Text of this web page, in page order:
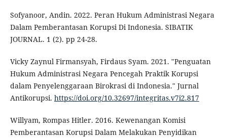
Sofyanoor, Andin. 2022. Peran Hukum Administrasi Negara
Dalam Pemberantasan Korupsi Di Indonesia. SIBATIK
JOURNAL. 1 (2). pp 24-28.
Vicky Zaynul Firmansyah, Firdaus Syam. 2021. "Penguatan
Hukum Administrasi Negara Pencegah Praktik Korupsi
dalam Penyelenggaraan Birokrasi di Indonesia." Jurnal
Antikorupsi. https://doi.org/10.32697/integritas.v7i2.817
Willyam, Rompas Hitler. 2016. Kewenangan Komisi
Pemberantasan Korupsi Dalam Melakukan Penyidikan